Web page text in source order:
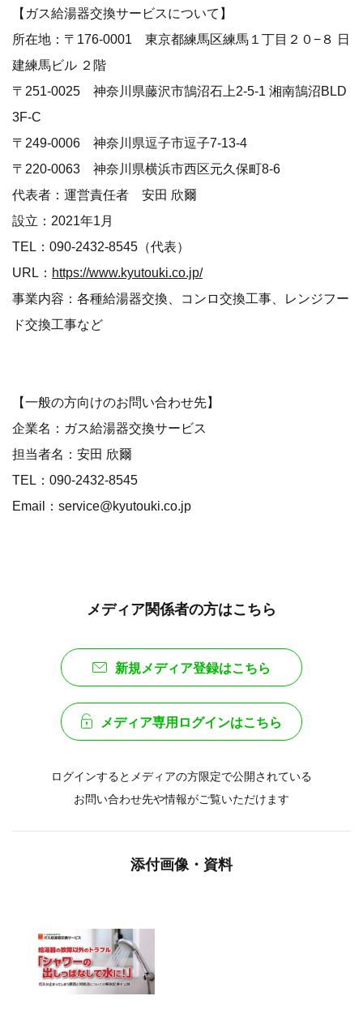
【ガス給湯器交換サービスについて】
所在地：〒176-0001 東京都練馬区練馬１丁目２０−８ 日
建練馬ビル ２階
〒251-0025 神奈川県藤沢市鵠沼石上2-5-1 湘南鵠沼BLD
3F-C
〒249-0006 神奈川県逗子市逗子7-13-4
〒220-0063 神奈川県横浜市西区元久保町8-6
代表者：運営責任者 安田 欣爾
設立：2021年1月
TEL：090-2432-8545（代表）
URL： https://www.kyutouki.co.jp/
事業内容：各種給湯器交換、コンロ交換工事、レンジフー
ド交換工事など
【一般の方向けのお問い合わせ先】
企業名：ガス給湯器交換サービス
担当者名：安田 欣爾
TEL：090-2432-8545
Email：service@kyutouki.co.jp
メディア関係者の方はこちら
新規メディア登録はこちら
メディア専用ログインはこちら
ログインするとメディアの方限定で公開されている
お問い合わせ先や情報がご覧いただけます
添付画像・資料